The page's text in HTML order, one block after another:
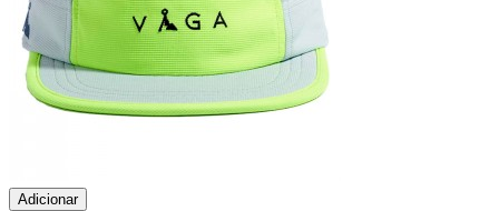
Adicionar